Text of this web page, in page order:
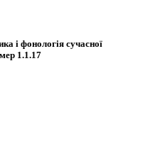
і фонологія сучасної
1.1.17